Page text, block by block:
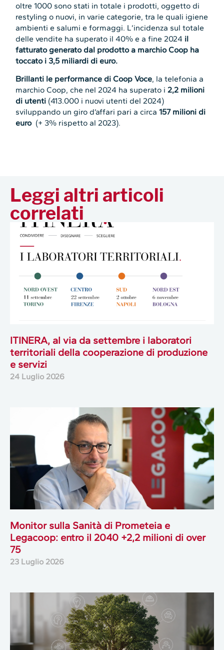
oltre 1000 sono stati in totale i prodotti, oggetto di
restyling o nuovi, in varie categorie, tra le quali igiene
ambienti e salumi e formaggi. L’incidenza sul totale
delle vendite ha superato il 40% e a fine 2024 il
fatturato generato dal prodotto a marchio Coop ha
toccato i 3,5 miliardi di euro.
Brillanti le performance di Coop Voce, la telefonia a
marchio Coop, che nel 2024 ha superato i2,2 milioni
di utenti (413.000 i nuovi utenti del 2024)
sviluppando un giro d’affari pari a circa157 milioni di
euro(+ 3% rispetto al 2023).
Leggi altri articoli
correlati
ITINERA, al via da settembre i laboratori
territoriali della cooperazione di produzione
e servizi
24 Luglio 2026
Monitor sulla Sanità di Prometeia e
Legacoop: entro il 2040 +2,2 milioni di over
75
23 Luglio 2026